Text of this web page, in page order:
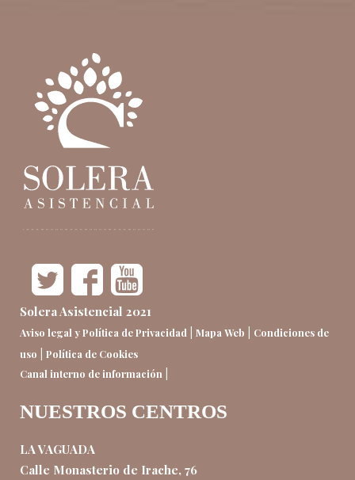
Solera Asistencial 2021
Aviso legal y Política de Privacidad Mapa Web
Condiciones de
uso
Política de Cookies
Canal interno de información
NUESTROS CENTROS
LA VAGUADA
Calle Monasterio de Irache, 76